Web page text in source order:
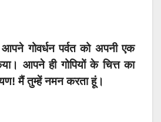
आपने गोवर्धन पर्वत को अपनी एक
आपने ही गोपियों के चित्त का
!मैं तुम्हें नमन करता हूं।